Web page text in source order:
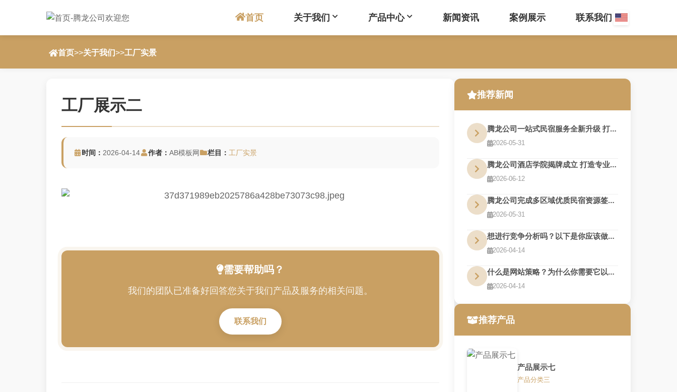
首页 关于我们 产品中心 新闻资讯 案例展示 联系我们
首页>>关于我们>>工厂实景
工厂展示二
时间： 2026-04-14 作者： AB模板网 栏目： 工厂实景
需要帮助吗？
我们的团队已准备好回答您关于我们产品及服务的相关问题。
联系我们
推荐新闻
腾龙公司一站式民宿服务全新升级 打造旅居新体验
2026-05-31
腾龙公司酒店学院揭牌成立 打造专业人才培养基地
2026-06-12
腾龙公司完成多区域优质民宿资源签约 布局再扩围
2026-05-31
想进行竞争分析吗？以下是你应该做的7个理由
2026-04-14
什么是网站策略？为什么你需要它以及你如何做到
2026-04-14
推荐产品
产品展示七
产品分类三